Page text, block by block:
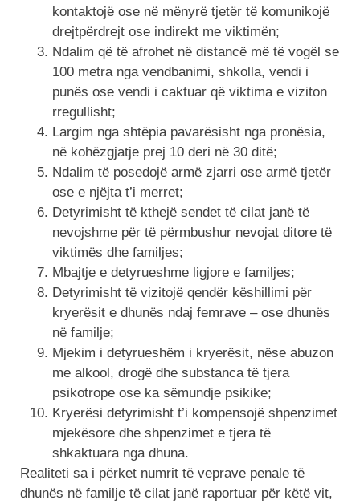
kontaktojë ose në mënyrë tjetër të komunikojë
drejtpërdrejt ose indirekt me viktimën;
Ndalim që të afrohet në distancë më të vogël se
100 metra nga vendbanimi, shkolla, vendi i
punës ose vendi i caktuar që viktima e viziton
rregullisht;
Largim nga shtëpia pavarësisht nga pronësia,
në kohëzgjatje prej 10 deri në 30 ditë;
Ndalim të posedojë armë zjarri ose armë tjetër
ose e njëjta t’i merret;
Detyrimisht të kthejë sendet të cilat janë të
nevojshme për të përmbushur nevojat ditore të
viktimës dhe familjes;
Mbajtje e detyrueshme ligjore e familjes;
Detyrimisht të vizitojë qendër këshillimi për
kryerësit e dhunës ndaj femrave – ose dhunës
në familje;
Mjekim i detyrueshëm i kryerësit, nëse abuzon
me alkool, drogë dhe substanca të tjera
psikotrope ose ka sëmundje psikike;
Kryerësi detyrimisht t’i kompensojë shpenzimet
mjekësore dhe shpenzimet e tjera të
shkaktuara nga dhuna.
Realiteti sa i përket numrit të veprave penale të
dhunës në familje të cilat janë raportuar për këtë vit,